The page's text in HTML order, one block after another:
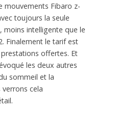
mouvements Fibaro z-
toujours la seule
moins intelligente que le
Finalement le tarif est
offertes. Et
les deux autres
sommeil et la
cela